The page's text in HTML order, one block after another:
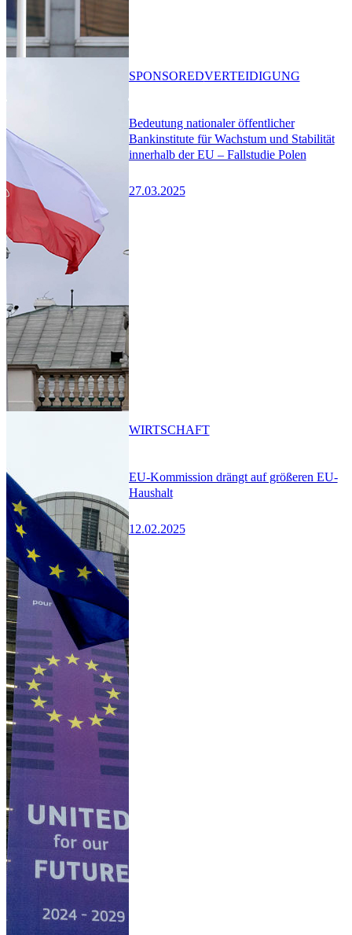
Bedeutung nationaler öffentlicher
Bankinstitute für Wachstum und Stabilität
innerhalb der EU – Fallstudie Polen
27.03.2025
SPONSOREDVERTEIDIGUNG
EU-Kommission drängt auf größeren EU-
Haushalt
12.02.2025
WIRTSCHAFT